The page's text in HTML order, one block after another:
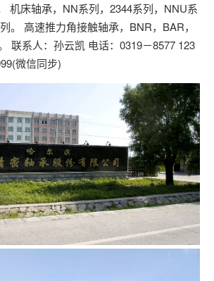
机床轴承，NN系列，2344系列，NNU系
。 高速推力角接触轴承，BNR，BAR，
联系人：孙云凯 电话：0319－8577 123
微信同步)